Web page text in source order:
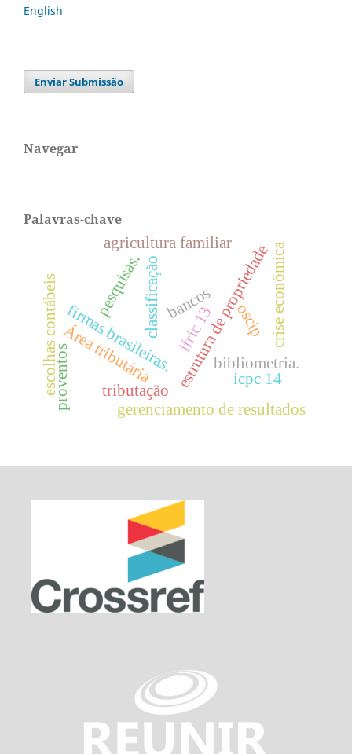
English
Enviar Submissão
Navegar
Palavras-chave
classificação
Área tributária
tributação
gerenciamento de resultados
estrutura de propriedade
firmas brasileiras.
agricultura familiar
bibliometria.
bancos crise econômica
pesquisas.
oscip
ifric 13
escolhas contábeis icpc 14
proventos